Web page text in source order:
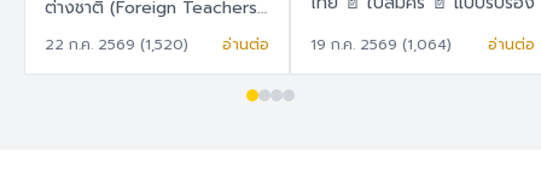
ต่างชาติ (Foreign Teachers)
โรงเรียนสาธิต "พิบูลบำเพ็ญ"
มหาวิทยาลัยบูรพา 🇹🇭 ภาษา
ไทย โรงเรียนสาธิต "พิบูล
22 ก.ค. 2569 (1,520) อ่านต่อ 19 ก.ค. 2569 (1,064) อ่านต่อ